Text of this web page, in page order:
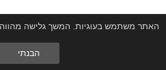
de Miguel S, Graña N,
Animals (Basel). 2023 Mar
האתר משתמש בעוגיות. המשך גלישה
הבנתי